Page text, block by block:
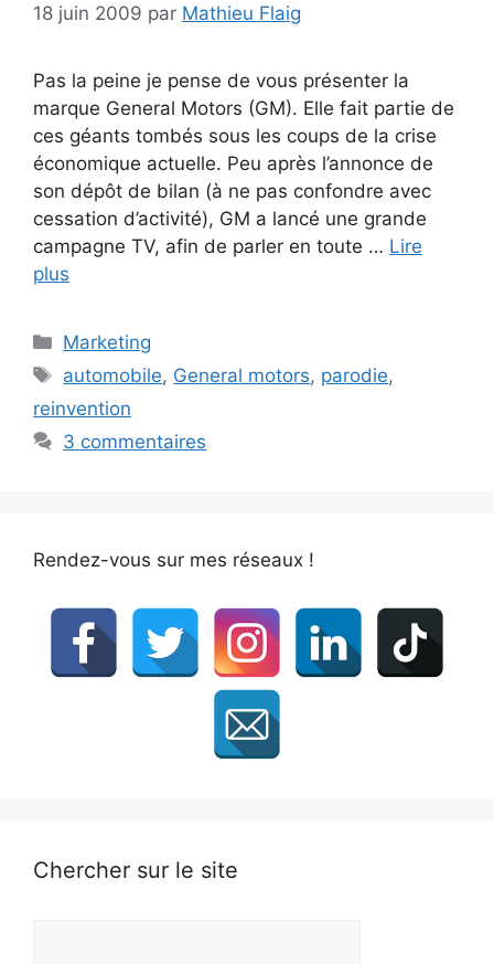
18 juin 2009 par Mathieu Flaig
Pas la peine je pense de vous présenter la
marque General Motors (GM). Elle fait partie de
ces géants tombés sous les coups de la crise
économique actuelle. Peu après l’annonce de
son dépôt de bilan (à ne pas confondre avec
cessation d’activité), GM a lancé une grande
campagne TV, afin de parler en toute … Lire
plus
Catégories
Marketing
Étiquettes
automobile, General motors, parodie,
reinvention
3 commentaires
Rendez-vous sur mes réseaux !
Chercher sur le site